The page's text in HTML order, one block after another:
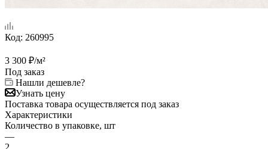
Код: 260995
3 300 ₽/м²
Под заказ
Нашли дешевле?
Узнать цену
Поставка товара осуществляется под заказ
Характеристики
Количество в упаковке, шт
—
2